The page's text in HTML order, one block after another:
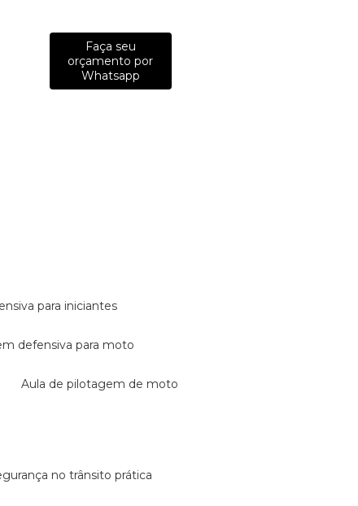
Faça seu
orçamento por
Whatsapp
para iniciantes
defensiva para moto
aula de pilotagem de moto
no trânsito prática